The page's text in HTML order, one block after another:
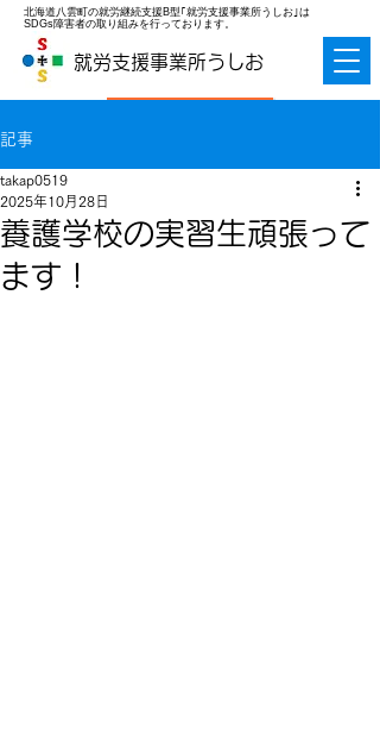
北海道八雲町の就労継続支援B型｢就労支援事業所うしお｣は
SDGs障害者の取り組みを行っております。
就労支援事業所うしお
記事
養護学校の実習生頑張って
ます！
takap0519
2025年10月28日